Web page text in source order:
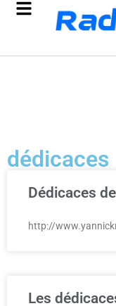
dédicaces
Dédicaces
http://
Les